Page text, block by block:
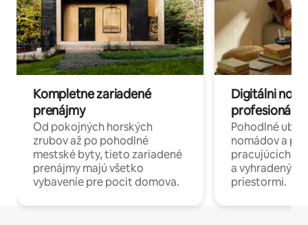
Kompletne zariadené
prenájmy
Od pokojných horských
zrubov až po pohodlné
mestské byty, tieto zariadené
prenájmy majú všetko
vybavenie pre pocit domova.
Digitálni
profesionáli
Pohodlné
nomádov a
pracujúcich
a
priestormi.